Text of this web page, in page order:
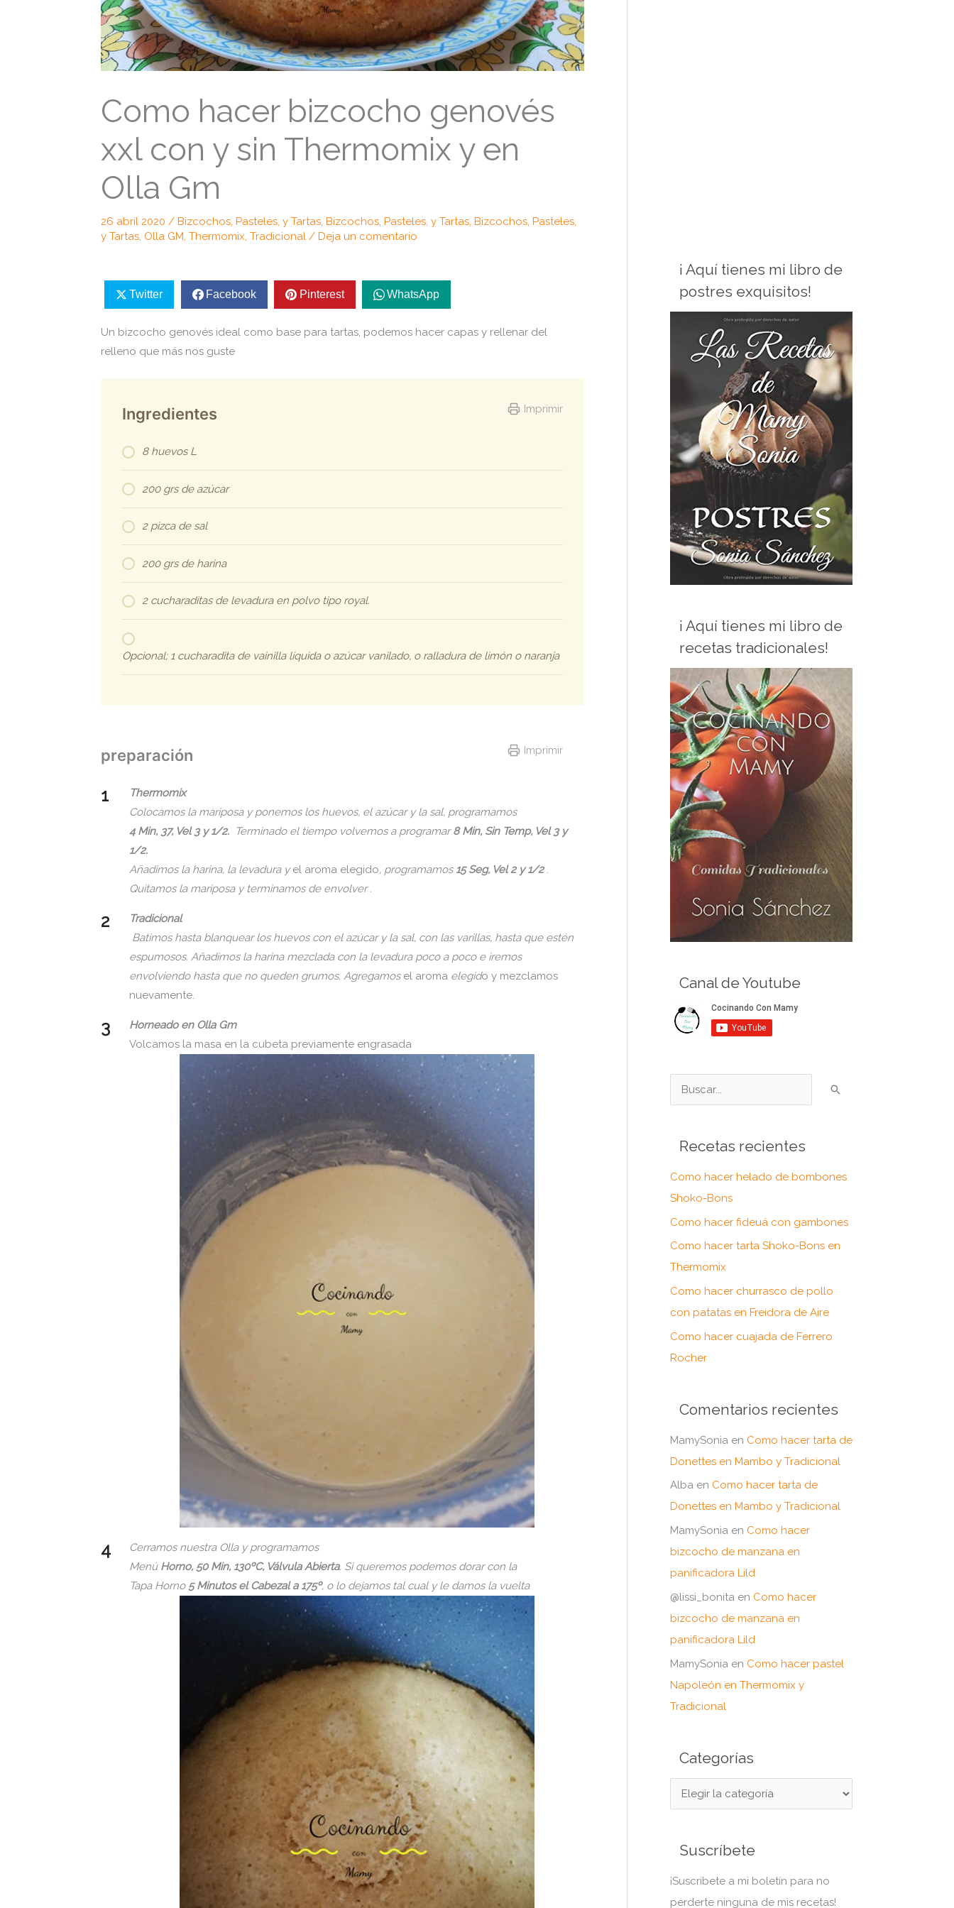
Como hacer bizcocho genovés
xxl con y sin Thermomix y en
Olla Gm
26 abril 2020 / Bizcochos, Pasteles, y Tartas, Bizcochos, Pasteles, y Tartas, Bizcochos, Pasteles,
y Tartas, Olla GM, Thermomix, Tradicional / Deja un comentario
Twitter Facebook Pinterest WhatsApp
Un bizcocho genovés ideal como base para tartas, podemos hacer capas y rellenar del
relleno que más nos guste
Imprimir
Ingredientes
8 huevos L
200 grs de azúcar
2 pizca de sal
200 grs de harina
2 cucharaditas de levadura en polvo tipo royal.
Opcional; 1 cucharadita de vainilla líquida o azúcar vanilado, o ralladura de limón o naranja
Imprimir
preparación
Thermomix
Colocamos la mariposa y ponemos los huevos, el azúcar y la sal, programamos
4 Min, 37, Vel 3 y 1/2.
Terminado el tiempo volvemos a programar8 Min, Sin Temp, Vel 3 y
1/2.
Añadimos la harina, la levadura yel aroma elegido, programamos 15 Seg, Vel 2 y 1/2.
Quitamos la mariposa y terminamos de envolver .
Tradicional
Batimos hasta blanquear los huevos con el azúcar y la sal, con las varillas, hasta que estén
espumosos. Añadimos la harina mezclada con la levadura poco a poco e iremos
envolviendo hasta que no queden grumos. Agregamos el aroma elegido y mezclamos
nuevamente.
Horneado en Olla Gm
Volcamos la masa en la cubeta previamente engrasada
Cerramos nuestra Olla y programamos
Menú Horno, 50 Min, 130ºC, Válvula Abierta. Si queremos podemos dorar con la
Tapa Horno5 Minutos el Cabezal a 175º, o lo dejamos tal cual y le damos la vuelta
¡ Aquí tienes mi libro de
postres exquisitos!
¡ Aquí tienes mi libro de
recetas tradicionales!
Canal de Youtube
u
Recetas recientes
Como hacer helado de bombones
Shoko-Bons
Como hacer fideuá con gambones
Como hacer tarta Shoko-Bons en
Thermomix
Como hacer churrasco de pollo
con patatas en Freidora de Aire
Como hacer cuajada de Ferrero
Rocher
Comentarios recientes
MamySonia en Como hacer tarta de
Donettes en Mambo y Tradicional
Alba en Como hacer tarta de
Donettes en Mambo y Tradicional
MamySonia en Como hacer
bizcocho de manzana en
panificadora Lild
@lissi_bonita en Como hacer
bizcocho de manzana en
panificadora Lild
MamySonia en Como hacer pastel
Napoleón en Thermomix y
Tradicional
Categorías
a
Suscríbete
¡Suscribete a mi boletín para no
perderte ninguna de mis recetas!